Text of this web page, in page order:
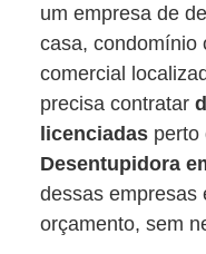
um empresa de
casa, condomínio
comercial
precisa contratar
licenciadas perto
Desentupidora
dessas empresas
orçamento, sem